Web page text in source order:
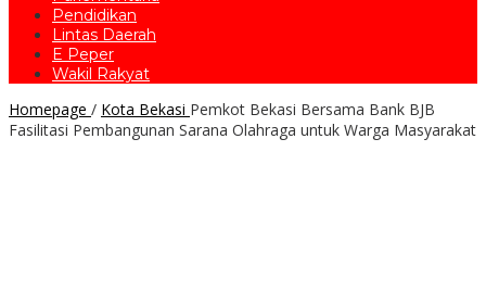
Pendidikan
Lintas Daerah
E Peper
Wakil Rakyat
Homepage / Kota Bekasi Pemkot Bekasi Bersama Bank BJB
Fasilitasi Pembangunan Sarana Olahraga untuk Warga Masyarakat